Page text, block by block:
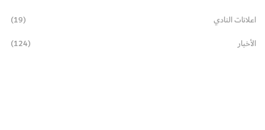
اعلانات النادي
(19)
الأخبار
(124)